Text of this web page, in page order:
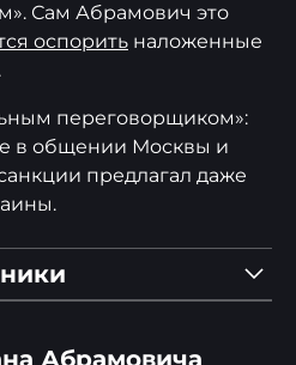
Сам Абрамович это
оспорить наложенные
переговорщиком»:
в общении Москвы и
предлагал даже